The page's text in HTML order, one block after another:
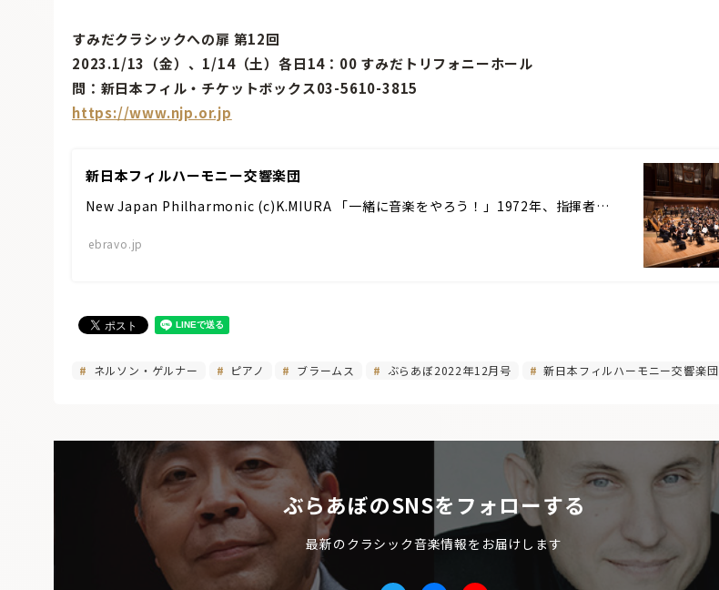
すみだクラシックへの扉 第12回
2023.1/13（金）、1/14（土）各日14：00 すみだトリフォニーホール
問：新日本フィル・チケットボックス03-5610-3815
https://www.njp.or.jp
新日本フィルハーモニー交響楽団
New Japan Philharmonic (c)K.MIURA 「一緒に音楽をやろう！」1972年、指揮者…
ebravo.jp
ネルソン・ゲルナー ピアノ ブラームス ぶらあぼ2022年12月号 新日本フィルハーモニー交響楽団
ぶらあぼのSNSをフォローする
最新のクラシック音楽情報をお届けします